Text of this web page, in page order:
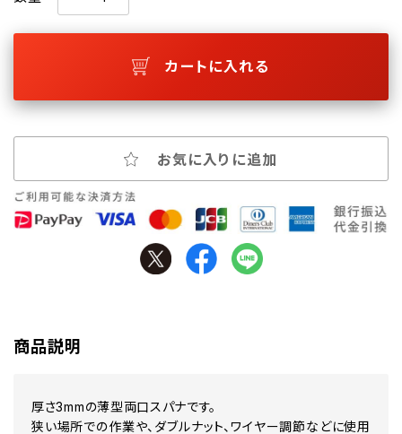
カートに入れる
お気に入りに追加
商品説明
厚さ3mmの薄型両口スパナです。
狭い場所での作業や、ダブルナット、ワイヤー調節などに使用